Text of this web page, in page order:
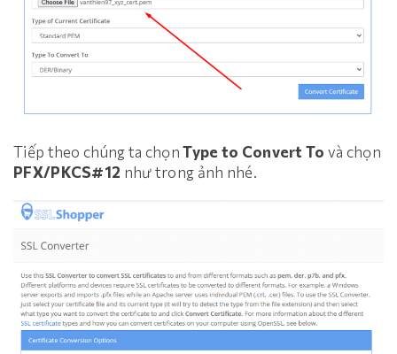
Tiếp theo chúng ta chọnType to Convert To và chọn
PFX/PKCS#12 như trong ảnh nhé.